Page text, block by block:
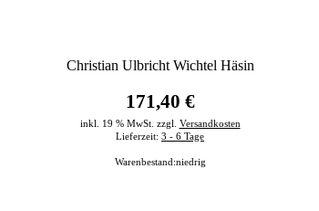
Christian Ulbricht Wichtel Häsin
171,40 €
inkl. 19 % MwSt. zzgl. Versandkosten
Lieferzeit: 3 - 6 Tage
Warenbestand:niedrig